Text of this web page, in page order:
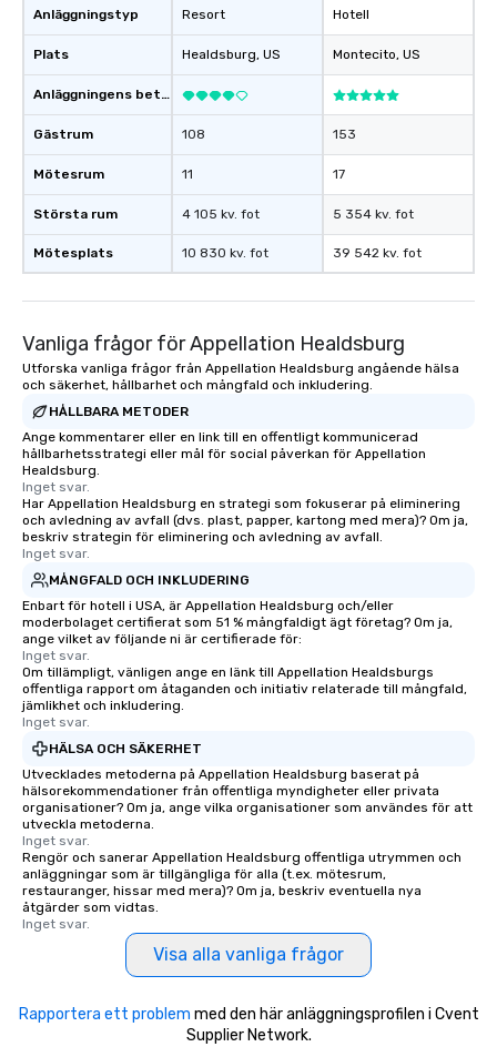
Memorable
Smacking Foodie
to gather and dine
experienced, and all
are special, from the
last. It’s an
convenient and
experience is
short stroll allows
members a chance to
networking
itinerary. You Get a Dinner and a Show
Our tours offer an
knowledgeable,
who leads the group
interactive
along the way
Different Types of
experiences offer the
discovered otherwise
at a typical corporate
in the city and dive
cuisines and dishes.
selected dishes are
from Day to Night
key. Whether you
Anläggningstyp
Plats
Anläggningens betyg
Gästrum
Mötesrum
Största rum
Mötesplats
Resort
Healdsburg, US
108
11
4 105 kv. fot
10 830 kv. fot
Hotell
Montecito, US
153
17
5 354 kv. fot
39 542 kv. fot
Vanliga frågor för Appellation Healdsburg
Utforska vanliga frågor från Appellation Healdsburg angående hälsa
och säkerhet, hållbarhet och mångfald och inkludering.
HÅLLBARA METODER
Ange kommentarer eller en link till en offentligt kommunicerad
hållbarhetsstrategi eller mål för social påverkan för Appellation
Healdsburg.
Inget svar.
Har Appellation Healdsburg en strategi som fokuserar på eliminering
och avledning av avfall (dvs. plast, papper, kartong med mera)? Om ja,
beskriv strategin för eliminering och avledning av avfall.
Inget svar.
MÅNGFALD OCH INKLUDERING
Enbart för hotell i USA, är Appellation Healdsburg och/eller
moderbolaget certifierat som 51 % mångfaldigt ägt företag? Om ja,
ange vilket av följande ni är certifierade för:
Inget svar.
Om tillämpligt, vänligen ange en länk till Appellation Healdsburgs
offentliga rapport om åtaganden och initiativ relaterade till mångfald,
jämlikhet och inkludering.
Inget svar.
HÄLSA OCH SÄKERHET
Utvecklades metoderna på Appellation Healdsburg baserat på
hälsorekommendationer från offentliga myndigheter eller privata
organisationer? Om ja, ange vilka organisationer som användes för att
utveckla metoderna.
Inget svar.
Rengör och sanerar Appellation Healdsburg offentliga utrymmen och
anläggningar som är tillgängliga för alla (t.ex. mötesrum,
restauranger, hissar med mera)? Om ja, beskriv eventuella nya
åtgärder som vidtas.
Inget svar.
Visa alla vanliga frågor
Rapportera ett problem med den här anläggningsprofilen i Cvent
Supplier Network.